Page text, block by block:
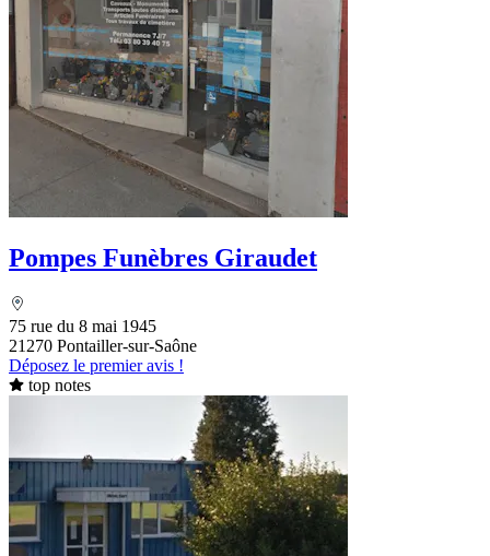
Pompes Funèbres Giraudet
75 rue du 8 mai 1945
21270 Pontailler-sur-Saône
Déposez le premier avis !
top notes